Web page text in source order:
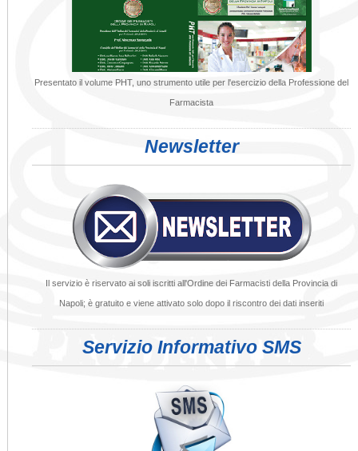
Presentato il volume PHT, uno strumento utile per l'esercizio della Professione del
Farmacista
Newsletter
Il servizio è riservato ai soli iscritti all'Ordine dei Farmacisti della Provincia di
Napoli; è gratuito e viene attivato solo dopo il riscontro dei dati inseriti
Servizio Informativo SMS